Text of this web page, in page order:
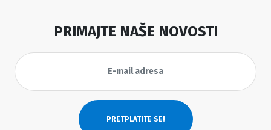
PRIMAJTE NAŠE NOVOSTI